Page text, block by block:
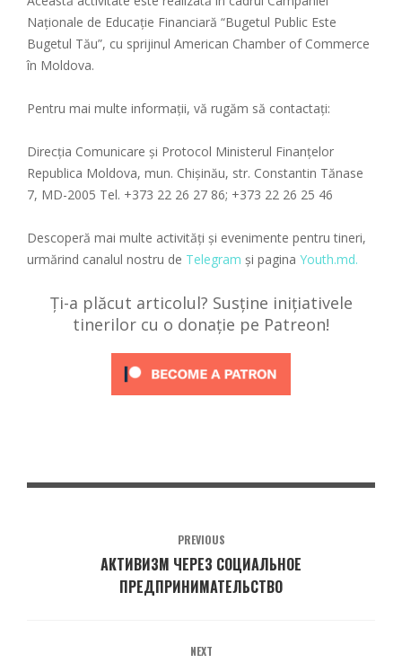
Naționale de Educație Financiară “Bugetul Public Este
Bugetul Tău”, cu sprijinul American Chamber of Commerce
în Moldova.
Pentru mai multe informații, vă rugăm să contactați:
Direcția Comunicare și Protocol Ministerul Finanțelor
Republica Moldova, mun. Chișinău, str. Constantin Tănase
7, MD-2005 Tel. +373 22 26 27 86; +373 22 26 25 46
Descoperă mai multe activități și evenimente pentru tineri,
urmărind canalul nostru de Telegram și pagina Youth.md.
Ți-a plăcut articolul? Susține inițiativele
tinerilor cu o donație pe Patreon!
PREVIOUS
АКТИВИЗМ ЧЕРЕЗ СОЦИАЛЬНОЕ
ПРЕДПРИНИМАТЕЛЬСТВО
NEXT